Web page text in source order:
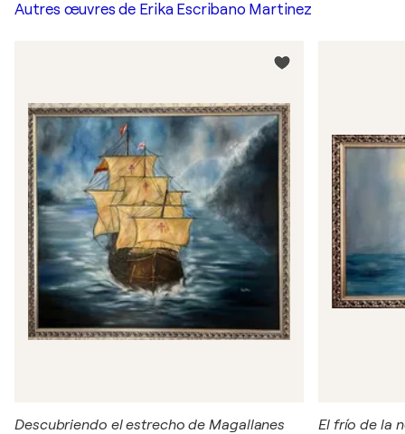
Autres œuvres de Erika Escribano Martinez
Descubriendo el estrecho de Magallanes El frío de la